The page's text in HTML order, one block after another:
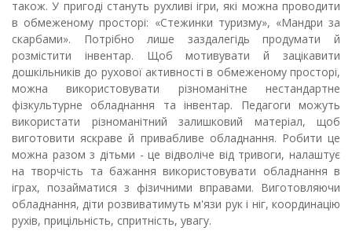
також. У пригоді стануть рухливі ігри, які можна проводити
в обмеженому просторі: «Стежинки туризму», «Мандри за
скарбами». Потрібно лише заздалегідь продумати й
розмістити інвентар. Щоб мотивувати й зацікавити
дошкільників до рухової активності в обмеженому просторі,
можна використовувати різноманітне нестандартне
фізкультурне обладнання та інвентар. Педагоги можуть
використати різноманітний залишковий матеріал, щоб
виготовити яскраве й привабливе обладнання. Робити це
можна разом з дітьми - це відволіче від тривоги, налаштує
на творчість та бажання використовувати обладнання в
іграх, позайматися з фізичними вправами. Виготовляючи
обладнання, діти розвиватимуть м'язи рук і ніг, координацію
рухів, прицільність, спритність, увагу.